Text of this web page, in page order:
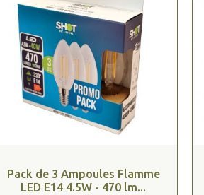
Pack de 3 Ampoules Flamme
LED E14 4.5W - 470 lm...